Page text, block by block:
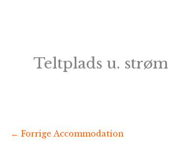
Teltplads u. strøm
← Forrige Accommodation